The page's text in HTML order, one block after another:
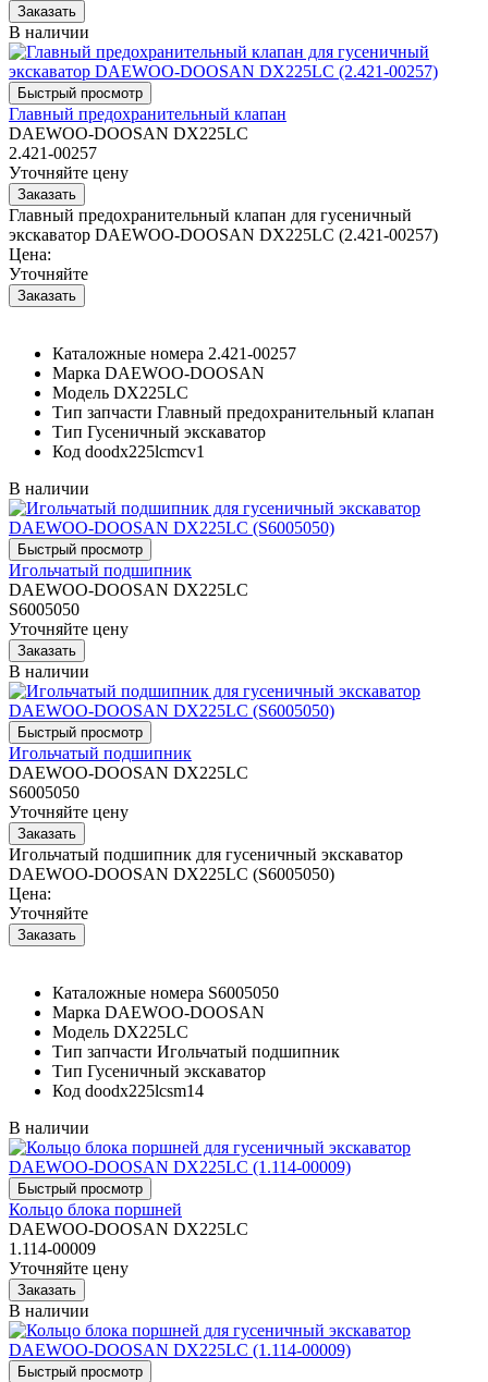
В наличии
Главный предохранительный клапан
DAEWOO-DOOSAN DX225LC
2.421-00257
Уточняйте цену
Главный предохранительный клапан для гусеничный
экскаватор DAEWOO-DOOSAN DX225LC (2.421-00257)
Цена:
Уточняйте
Каталожные номера 2.421-00257
Марка DAEWOO-DOOSAN
Модель DX225LC
Тип запчасти Главный предохранительный клапан
Тип Гусеничный экскаватор
Код doodx225lcmcv1
В наличии
Игольчатый подшипник
DAEWOO-DOOSAN DX225LC
S6005050
Уточняйте цену
В наличии
Игольчатый подшипник
DAEWOO-DOOSAN DX225LC
S6005050
Уточняйте цену
Игольчатый подшипник для гусеничный экскаватор
DAEWOO-DOOSAN DX225LC (S6005050)
Цена:
Уточняйте
Каталожные номера S6005050
Марка DAEWOO-DOOSAN
Модель DX225LC
Тип запчасти Игольчатый подшипник
Тип Гусеничный экскаватор
Код doodx225lcsm14
В наличии
Кольцо блока поршней
DAEWOO-DOOSAN DX225LC
1.114-00009
Уточняйте цену
В наличии